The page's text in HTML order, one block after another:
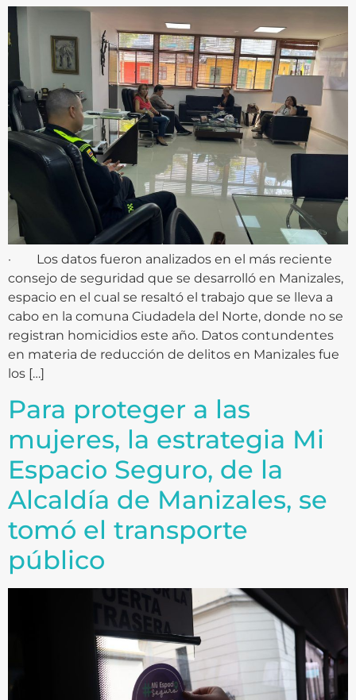
· Los datos fueron analizados en el más reciente
consejo de seguridad que se desarrolló en Manizales,
espacio en el cual se resaltó el trabajo que se lleva a
cabo en la comuna Ciudadela del Norte, donde no se
registran homicidios este año. Datos contundentes
en materia de reducción de delitos en Manizales fue
los […]
Para proteger a las
mujeres, la estrategia Mi
Espacio Seguro, de la
Alcaldía de Manizales, se
tomó el transporte
público